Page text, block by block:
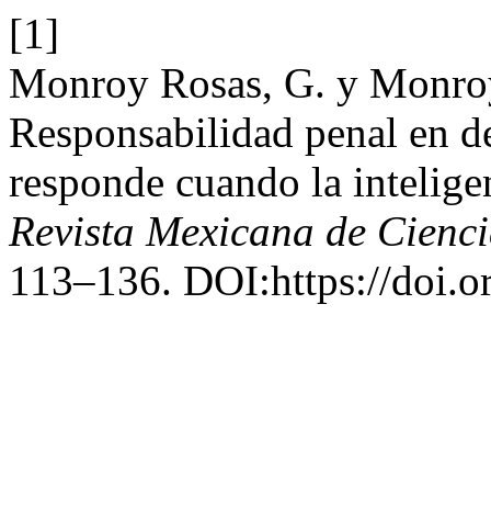
[1]
Monroy Rosas, G. y
Responsabilidad penal en
responde cuando la
Revista Mexicana de
113–136. DOI:https://